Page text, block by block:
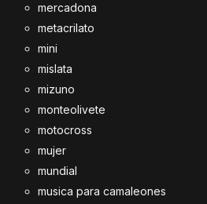
mercadona
metacrilato
mini
mislata
mizuno
monteolivete
motocross
mujer
mundial
musica para camaleones